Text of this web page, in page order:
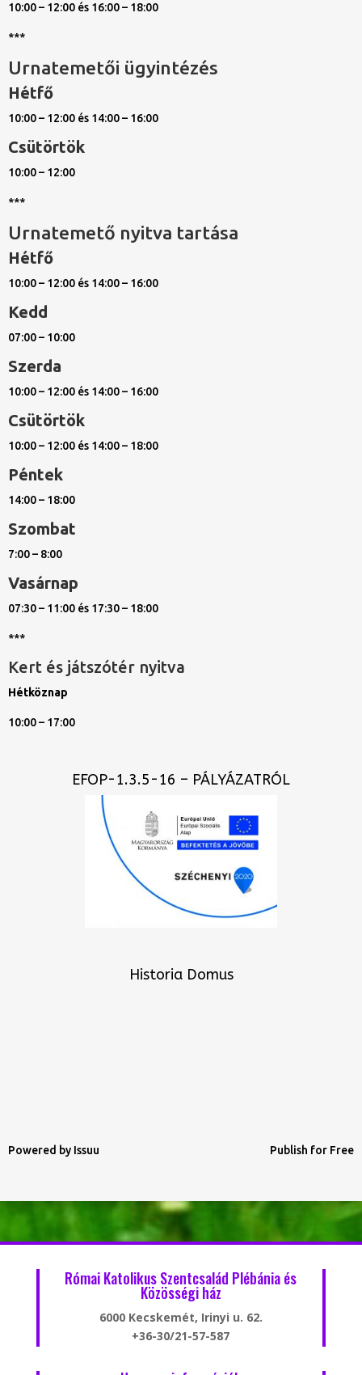
10:00 – 12:00 és 16:00 – 18:00
***
Urnatemetői ügyintézés
Hétfő
10:00 – 12:00 és 14:00 – 16:00
Csütörtök
10:00 – 12:00
***
Urnatemető nyitva tartása
Hétfő
10:00 – 12:00 és 14:00 – 16:00
Kedd
07:00 – 10:00
Szerda
10:00 – 12:00 és 14:00 – 16:00
Csütörtök
10:00 – 12:00 és 14:00 – 18:00
Péntek
14:00 – 18:00
Szombat
7:00 – 8:00
Vasárnap
07:30 – 11:00 és 17:30 – 18:00
***
Kert és játszótér nyitva
Hétköznap
10:00 – 17:00
EFOP-1.3.5-16 – PÁLYÁZATRÓL
Historia Domus
Powered by Issuu Publish for Free
Római Katolikus Szentcsalád Plébánia és
Közösségi ház
6000 Kecskemét, Irinyi u. 62.
+36-30/21-57-587